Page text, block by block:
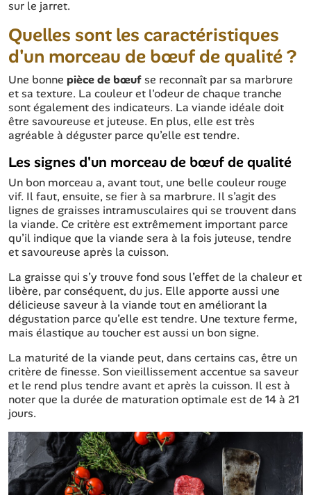
sur le jarret.
Quelles sont les caractéristiques
d'un morceau de bœuf de qualité ?
Une bonne pièce de bœufse reconnaît par sa marbrure
et sa texture. La couleur et l'odeur de chaque tranche
sont également des indicateurs. La viande idéale doit
être savoureuse et juteuse. En plus, elle est très
agréable à déguster parce qu’elle est tendre.
Les signes d'un morceau de bœuf de qualité
Un bon morceau a, avant tout, une belle couleur rouge
vif. Il faut, ensuite, se fier à sa marbrure. Il s’agit des
lignes de graisses intramusculaires qui se trouvent dans
la viande. Ce critère est extrêmement important parce
qu’il indique que la viande sera à la fois juteuse, tendre
et savoureuse après la cuisson.
La graisse qui s’y trouve fond sous l’effet de la chaleur et
libère, par conséquent, du jus. Elle apporte aussi une
délicieuse saveur à la viande tout en améliorant la
dégustation parce qu’elle est tendre. Une texture ferme,
mais élastique au toucher est aussi un bon signe.
La maturité de la viande peut, dans certains cas, être un
critère de finesse. Son vieillissement accentue sa saveur
et le rend plus tendre avant et après la cuisson. Il est à
noter que la durée de maturation optimale est de 14 à 21
jours.